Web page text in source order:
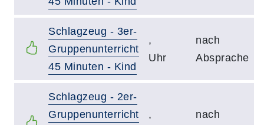
Schlagzeug - 3er-
Gruppenunterricht
45 Minuten - Kind
,
Uhr
nach
Absprache
Schlagzeug - 2er-
Gruppenunterricht
,
nach